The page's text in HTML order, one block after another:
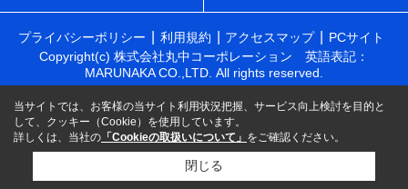
プライバシーポリシー 利用規約 アクセスマップ
PCサイト
Copyright(c) 株式会社丸中コーポレーション 英語表記：
MARUNAKA CO.,LTD. All rights reserved.
当サイトでは、お客様の当サイト利用状況把握、サービス向上検討を目的と
して、クッキー（Cookie）を使用しています。
詳しくは、当社の 「Cookieの取扱いについて」 をご確認ください。
閉じる